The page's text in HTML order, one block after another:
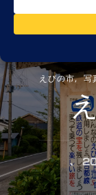
えびの市 写
、